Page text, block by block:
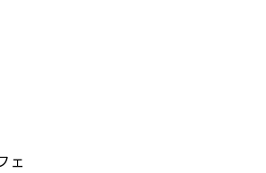
ェ